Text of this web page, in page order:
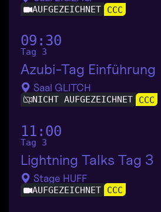
AUFGEZEICHNET CCC
09:30
Tag 3
Azubi-Tag Einführung
Saal GLITCH
NICHT AUFGEZEICHNET CCC
11:00
Tag 3
Lightning Talks Tag 3
Stage HUFF
AUFGEZEICHNET CCC